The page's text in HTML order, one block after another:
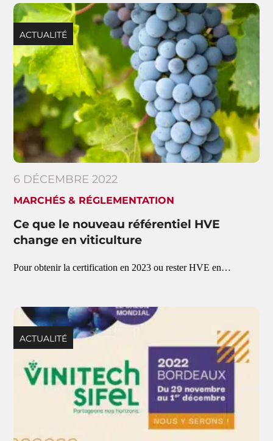
ACTUALITÉ
6 DÉCEMBRE 2022
MARCHÉS & RÉGLEMENTATION
Ce que le nouveau référentiel HVE
change en viticulture
Pour obtenir la certification en 2023 ou rester HVE en…
ACTUALITÉ